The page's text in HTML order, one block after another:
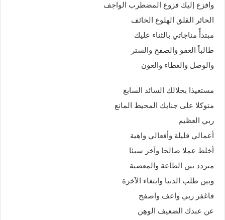
وافزع إليك فزوع المضطرب الواجف
الحائر القلق الهلوع الخائف
مبتدأً مناجاتي بالثناء عليك
طالباً العفو والصفح والستر
والوصل والعطاء والعون
مستعيذا بجلالك السائد السابغ
متوكلا على جنابك المحيط المانع
ربي العظيم
أعمالي قليلة وأفعالي واهية
أخلط عملا صالحا وآخر سيئا
متردد بين الطاعة والمعصية
وبين طلب الدنيا وابتغاء الآخرة
فاغفر ربي واعف واصفح
عن عبدك الضعيف الوهِن